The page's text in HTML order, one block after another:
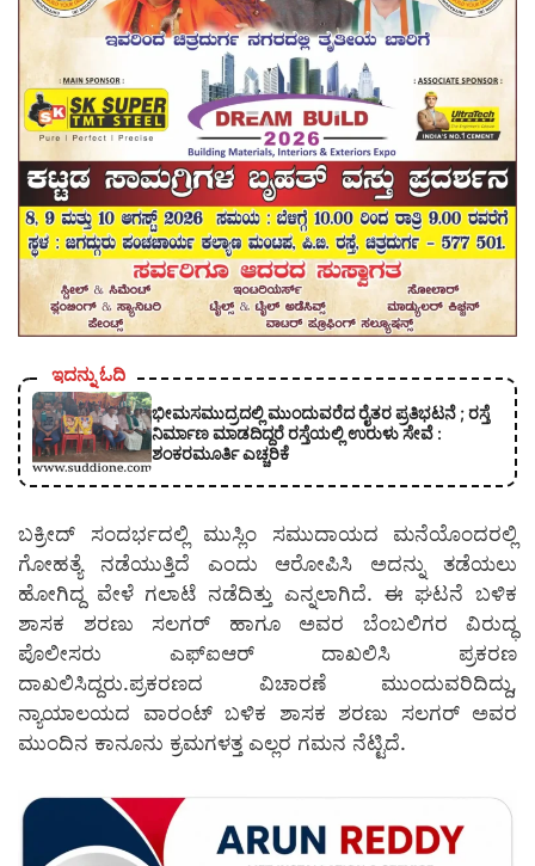
ಇದನ್ನು ಓದಿ
ಭೀಮಸಮುದ್ರದಲ್ಲಿ ಮುಂದುವರೆದ ರೈತರ ಪ್ರತಿಭಟನೆ ; ರಸ್ತೆ
ನಿರ್ಮಾಣ ಮಾಡದಿದ್ದರೆ ರಸ್ತೆಯಲ್ಲಿ ಉರುಳು ಸೇವೆ :
ಶಂಕರಮೂರ್ತಿ ಎಚ್ಚರಿಕೆ
ಬಕ್ರೀದ್ ಸಂದರ್ಭದಲ್ಲಿ ಮುಸ್ಲಿಂ ಸಮುದಾಯದ ಮನೆಯೊಂದರಲ್ಲಿ
ಗೋಹತ್ಯೆ ನಡೆಯುತ್ತಿದೆ ಎಂದು ಆರೋಪಿಸಿ ಅದನ್ನು ತಡೆಯಲು
ಹೋಗಿದ್ದ ವೇಳೆ ಗಲಾಟೆ ನಡೆದಿತ್ತು ಎನ್ನಲಾಗಿದೆ. ಈ ಘಟನೆ ಬಳಿಕ
ಶಾಸಕ ಶರಣು ಸಲಗರ್ ಹಾಗೂ ಅವರ ಬೆಂಬಲಿಗರ ವಿರುದ್ಧ
ಪೊಲೀಸರು ಎಫ್‌ಐಆರ್ ದಾಖಲಿಸಿ ಪ್ರಕರಣ
ದಾಖಲಿಸಿದ್ದರು.ಪ್ರಕರಣದ ವಿಚಾರಣೆ ಮುಂದುವರಿದಿದ್ದು,
ನ್ಯಾಯಾಲಯದ ವಾರಂಟ್ ಬಳಿಕ ಶಾಸಕ ಶರಣು ಸಲಗರ್ ಅವರ
ಮುಂದಿನ ಕಾನೂನು ಕ್ರಮಗಳತ್ತ ಎಲ್ಲರ ಗಮನ ನೆಟ್ಟಿದೆ.